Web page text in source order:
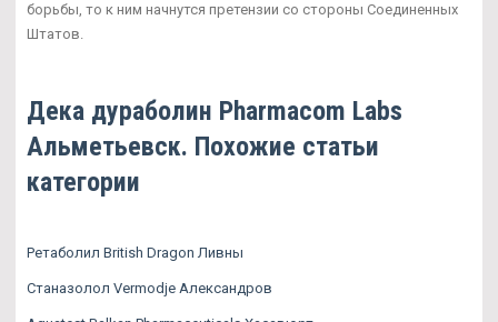
борьбы, то к ним начнутся претензии со стороны Соединенных
Штатов.
Дека дураболин Pharmacom Labs
Альметьевск. Похожие статьи
категории
Ретаболил British Dragon Ливны
Станазолол Vermodje Александров